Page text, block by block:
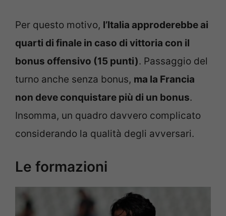
Per questo motivo, l’Italia approderebbe ai
quarti di finale in caso di vittoria con il
bonus offensivo (15 punti). Passaggio del
turno anche senza bonus, ma la Francia
non deve conquistare più di un bonus.
Insomma, un quadro davvero complicato
considerando la qualità degli avversari.
Le formazioni